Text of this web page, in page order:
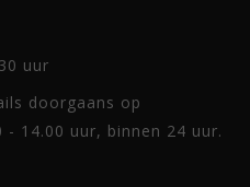
uur
doorgaans op
- 14.00 uur, binnen 24 uur.